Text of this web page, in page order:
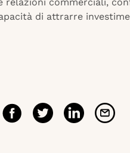
di attrarre